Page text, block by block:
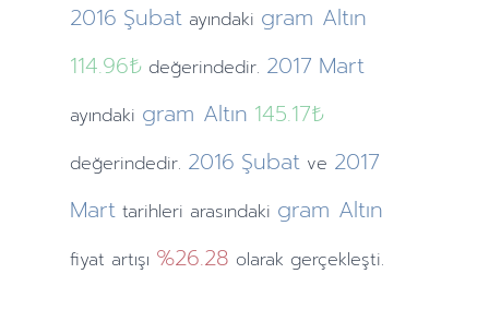
2016 Şubat ayındaki gram Altın
114.96₺değerindedir. 2017 Mart
ayındaki gram Altın 145.17₺
değerindedir. 2016 Şubat ve 2017
Mart tarihleri arasındaki gram Altın
fiyat artışı %26.28 olarak gerçekleşti.